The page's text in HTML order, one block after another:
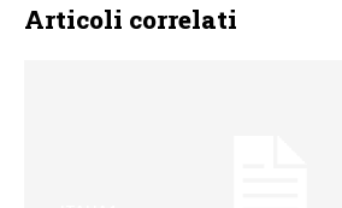
Articoli correlati